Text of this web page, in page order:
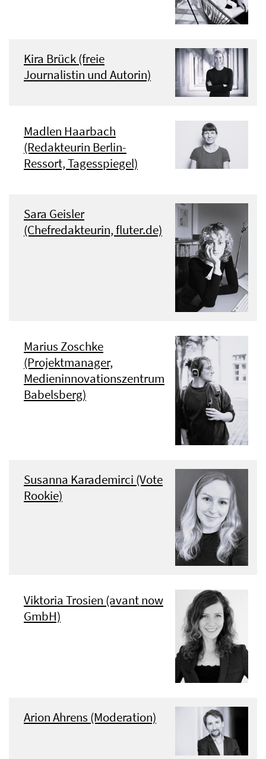
Kira Brück (freie
Journalistin und Autorin)
Madlen Haarbach
(Redakteurin Berlin-
Ressort, Tagesspiegel)
Sara Geisler
(Chefredakteurin, fluter.de)
Marius Zoschke
(Projektmanager,
Medieninnovationszentrum
Babelsberg)
Susanna Karademirci (Vote
Rookie)
Viktoria Trosien (avant now
GmbH)
Arion Ahrens (Moderation)